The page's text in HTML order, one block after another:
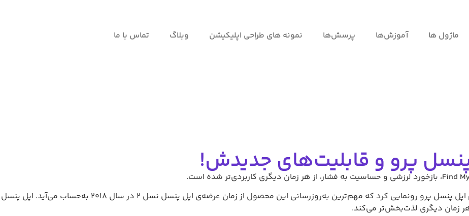
ماژول ها آموزش‌ها پرسش‌ها نمونه های طراحی اپلیکیشن وبلاگ تماس با ما
پرو و قابلیت‌های جدیدش!
اپل در رویداد Let Loose از نسل جدید قلم استایلوس خود با نام اپل پنسل پرو رونمایی کرد که مهم‌ترین به‌روزرسانی این محصول از زمان عرضه‌ی اپل پنسل نسل ۲ در سال ۲۰۱۸ به‌حساب می‌آید. اپل پنسل
زمان دیگری لذت‌بخش‌تر می‌کند.